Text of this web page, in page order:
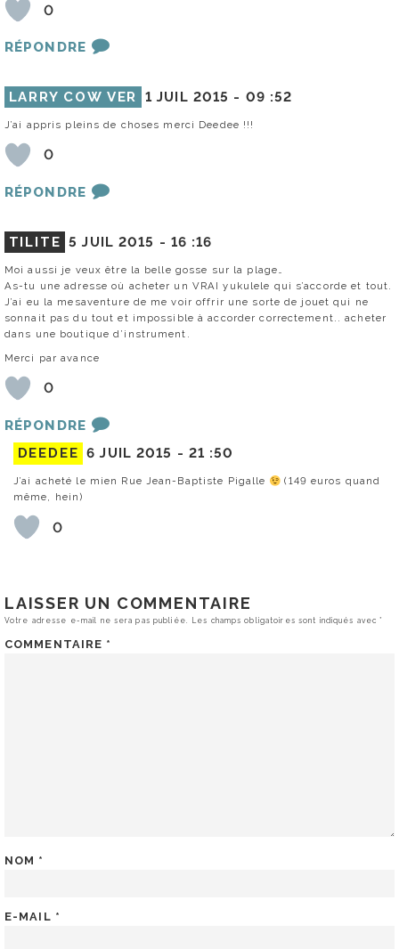
0
RÉPONDRE
LARRY COW VER 1 JUIL 2015 - 09 :52
J’ai appris pleins de choses merci Deedee !!!
0
RÉPONDRE
TILITE 5 JUIL 2015 - 16 :16
Moi aussi je veux être la belle gosse sur la plage…
As-tu une adresse où acheter un VRAI yukulele qui s’accorde et tout.
J’ai eu la mesaventure de me voir offrir une sorte de jouet qui ne
sonnait pas du tout et impossible à accorder correctement.. acheter
dans une boutique d’instrument.
Merci par avance
0
RÉPONDRE
DEEDEE 6 JUIL 2015 - 21 :50
J’ai acheté le mien Rue Jean-Baptiste Pigalle
(149 euros quand
même, hein)
0
LAISSER UN COMMENTAIRE
Votre adresse e-mail ne sera pas publiée. Les champs obligatoires sont indiqués avec*
COMMENTAIRE *
NOM *
E-MAIL *